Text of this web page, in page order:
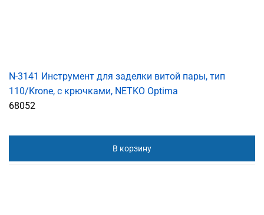
N-3141 Инструмент для заделки витой пары, тип
110/Krone, с крючками, NETKO Optima
68052
В корзину